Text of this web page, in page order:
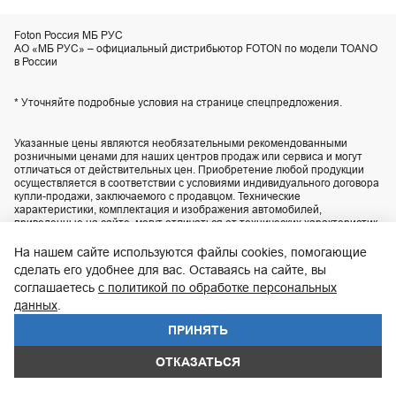
Foton Россия МБ РУС
АО «МБ РУС» – официальный дистрибьютор FOTON по модели TOANO
в России
* Уточняйте подробные условия на странице спецпредложения.
Указанные цены являются необязательными рекомендованными
розничными ценами для наших центров продаж или сервиса и могут
отличаться от действительных цен. Приобретение любой продукции
осуществляется в соответствии с условиями индивидуального договора
купли-продажи, заключаемого с продавцом. Технические
характеристики, комплектация и изображения автомобилей,
приведенные на сайте, могут отличаться от технических характеристик,
Российскую Федерацию. Актуальную информацию уточняйте по
телефону контакт-центра
8 800 200-02-06
UDP Auto
Юридическая информация Защита данных
На нашем сайте используются файлы cookies, помогающие
сделать его удобнее для вас. Оставаясь на сайте, вы
соглашаетесь с политикой по обработке персональных
данных
ПРИНЯТЬ
ОТКАЗАТЬСЯ